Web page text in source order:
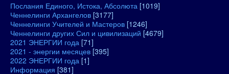
Послания Единого, Истока, Абсолюта [1019]
Ченнелинги Архангелов [3177]
Ченнелинги Учителей и Мастеров [1246]
Ченнелинги других Сил и цивилизаций [4679]
2021 ЭНЕРГИИ года [71]
2021 - энергии месяцев [395]
2022 ЭНЕРГИИ года [1]
Информация [381]